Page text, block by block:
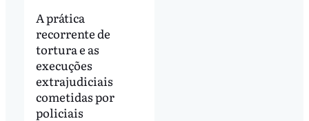
A prática
recorrente de
tortura e as
execuções
extrajudiciais
cometidas por
policiais